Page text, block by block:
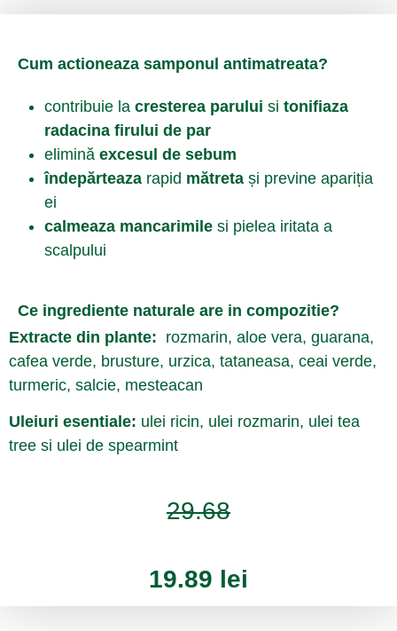
Cum actioneaza samponul antimatreata?
contribuie la cresterea parului si tonifiaza
radacina firului de par
elimină excesul de sebum
îndepărteaza rapid mătreta și previne apariția
ei
calmeaza mancarimile si pielea iritata a
scalpului
Ce ingrediente naturale are in compozitie?
Extracte din plante: rozmarin, aloe vera, guarana,
cafea verde, brusture, urzica, tataneasa, ceai verde,
turmeric, salcie, mesteacan
Uleiuri esentiale: ulei ricin, ulei rozmarin, ulei tea
tree si ulei de spearmint
29.68
19.89 lei